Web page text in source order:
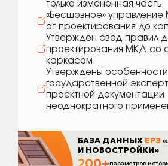
только измененная часть
«Бесшовное»
от проектирования до
Утвержден свод правил
проектирования МКД со
каркасом
Утверждены особенности
государственной
проектной документации
неоднократного